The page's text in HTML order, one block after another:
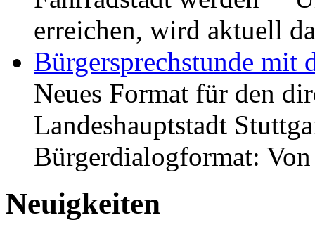
erreichen, wird aktuell
Bürgersprechstunde mit
Neues Format für den
Landeshauptstadt
Bürgerdialogformat:
Neuigkeiten